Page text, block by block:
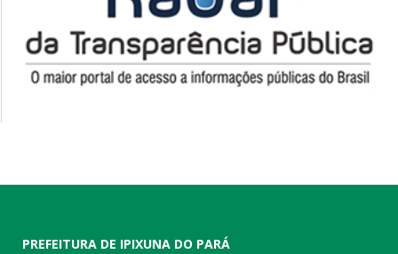
PREFEITURA DE IPIXUNA DO PARÁ